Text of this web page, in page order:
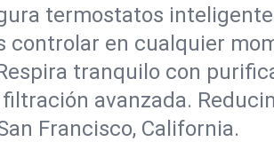
termostatos
en cualquier
tranquilo con
avanzada.
Francisco, California.